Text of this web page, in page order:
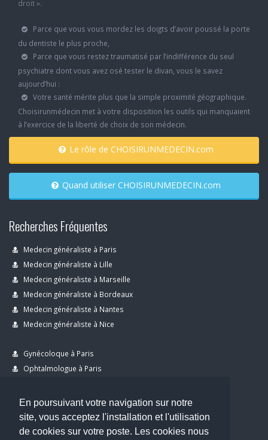
En poursuivant votre navigation sur notre
site, vous acceptez l'installation et l'utilisation
de cookies sur votre poste. Les cookies nous
droit ».
Parce que vous vous mordez les doigts d’avoir poussé la porte
du dentiste le plus proche,
Parce que vous restez traumatisé par l’indifférence du seul
psychiatre dont vous avez osé tester le divan, vous le savez
aujourd’hui :
Votre santé mérite plus que la simple proximité géographique.
Choisirunmédecin met à votre disposition les outils qui manquaient
à l’exercice de la liberté de choix de son médecin.
Le rôle de CHOISIRUNMEDECIN.com
Quand utiliser CHOISIRUNMEDECIN.com
Recherches Fréquentes
Medecin généraliste à Paris
Medecin généraliste à Lille
Medecin généraliste à Marseille
Medecin généraliste à Bordeaux
Medecin généraliste à Nantes
Medecin généraliste à Nice
Gynécoloque à Paris
Ophtalmologue à Paris
Dentiste à Paris